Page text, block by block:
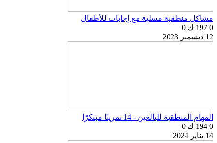
مشاكل منطقية مسلية مع إجابات للأطفال
0 197 ك
0
12 ديسمبر 2023
المهام المنطقية للبالغين - 14 تمرينًا مبتكرًا
0 194 ك
0
14 يناير 2024